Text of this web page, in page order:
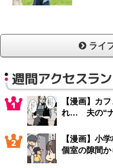
ライ
週間アクセスラ
【漫画】カ
れ… 夫の“ナ
【漫画】小
個室の隙間か